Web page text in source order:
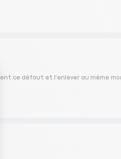
ce défaut et l'enlever au même